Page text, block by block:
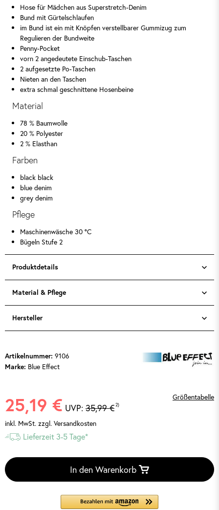
Produktdetails
Material & Pflege
Hersteller
Hose für Mädchen aus Superstretch-Denim
Bund mit Gürtelschlaufen
im Bund ist ein mit Knöpfen verstellbarer Gummizug zum
Regulieren der Bundweite
Penny-Pocket
vorn 2 angedeutete Einschub-Taschen
2 aufgesetzte Po-Taschen
Nieten an den Taschen
extra schmal geschnittene Hosenbeine
Material
78 % Baumwolle
20 % Polyester
2 % Elasthan
Farben
black black
blue denim
grey denim
Pflege
Maschinenwäsche 30 °C
Bügeln Stufe 2
Artikelnummer: 9106
Marke: Blue Effect
Größentabelle
25,19 € UVP: 35,99 €2)
inkl. MwSt. zzgl. Versandkosten
Lieferzeit 3-5 Tage*
In den Warenkorb